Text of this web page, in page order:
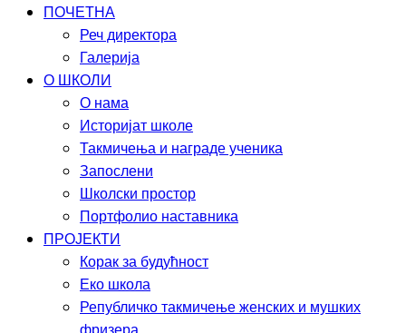
ПОЧЕТНА
Реч директора
Галерија
О ШКОЛИ
О нама
Историјат школе
Такмичења и награде ученика
Запослени
Школски простор
Портфолио наставника
ПРОЈЕКТИ
Корак за будућност
Еко школа
Републичко такмичење женских и мушких